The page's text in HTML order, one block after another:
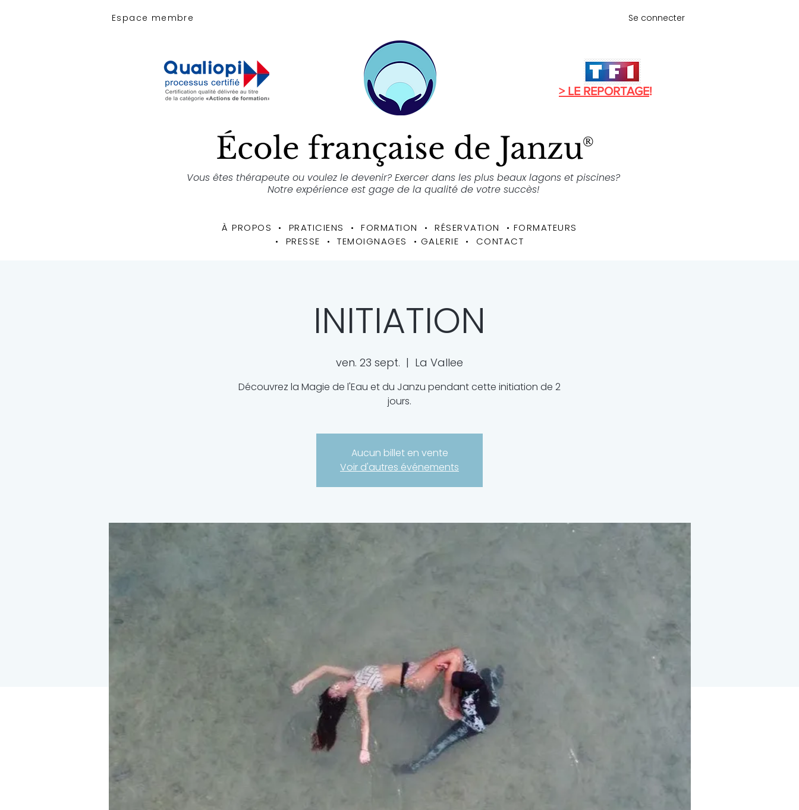
Se connecter
Espace membre
> LE REPORTAGE!
®
Vous êtes thérapeute ou voulez le devenir? Exercer dans les plus beaux lagons et piscines?
Notre expérience est gage de la qualité de votre succès!
École française de Janzu
À PROPOS • PRATICIENS • FORMATION • RÉSERVATION • FORMATEURS
• PRESSE • TEMOIGNAGES
• GALERIE • CONTACT
INITIATION
ven. 23 sept.
  |
La Vallee
Découvrez la Magie de l'Eau et du Janzu pendant cette initiation de 2
jours.
Aucun billet en vente
Voir d'autres événements